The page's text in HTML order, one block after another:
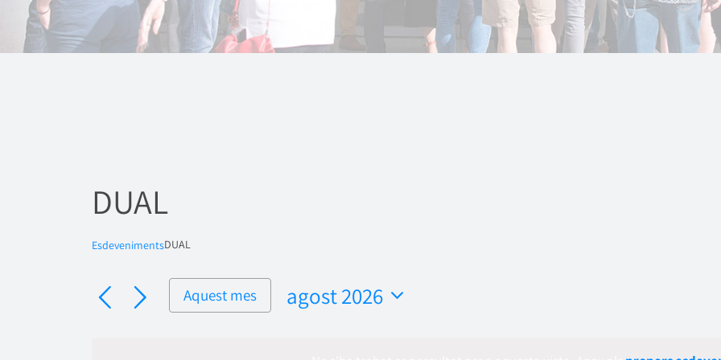
DUAL
EsdevenimentsDUAL
Aquest mes
agost 2026